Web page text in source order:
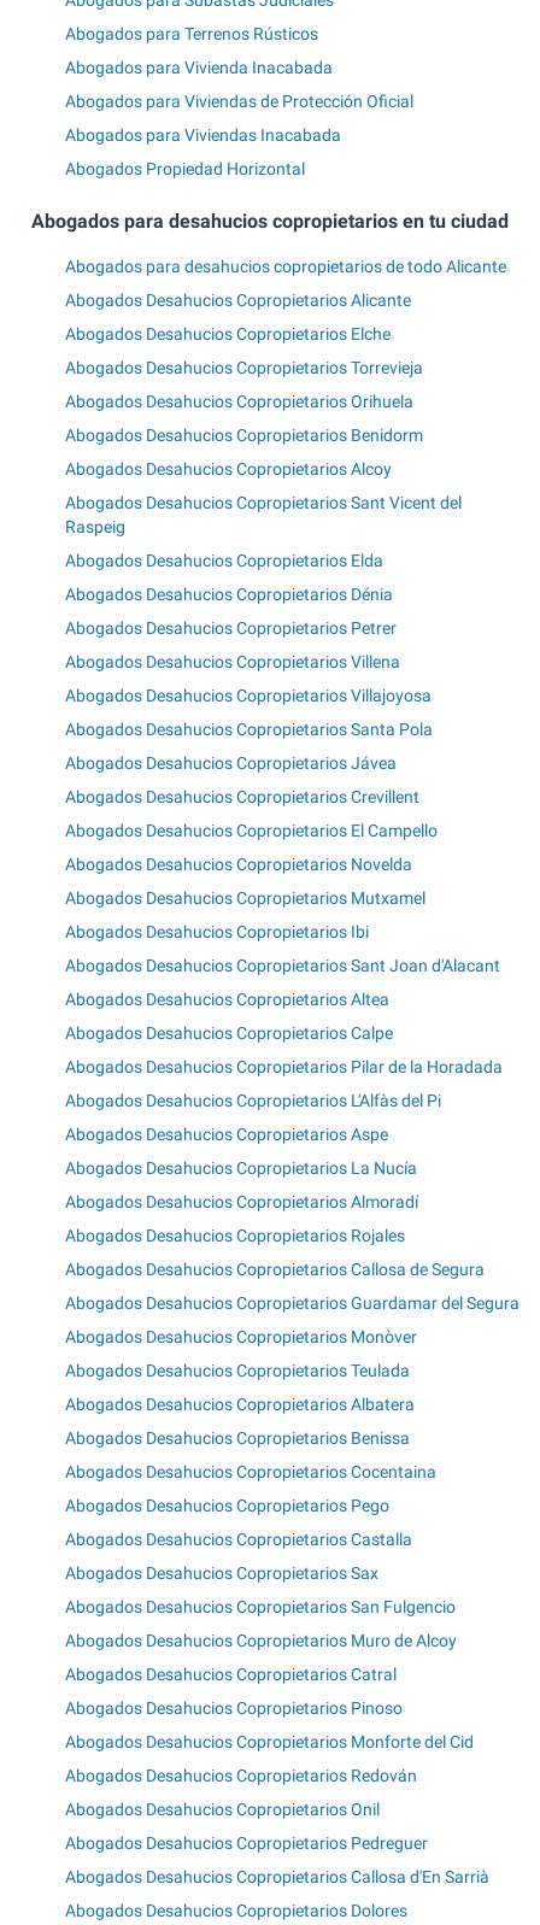
Abogados para Terrenos Rústicos
Abogados para Vivienda Inacabada
Abogados para Viviendas de Protección Oficial
Abogados para Viviendas Inacabada
Abogados Propiedad Horizontal
Abogados para desahucios copropietarios en tu ciudad
Abogados para desahucios copropietarios de todo Alicante
Abogados Desahucios Copropietarios Alicante
Abogados Desahucios Copropietarios Elche
Abogados Desahucios Copropietarios Torrevieja
Abogados Desahucios Copropietarios Orihuela
Abogados Desahucios Copropietarios Benidorm
Abogados Desahucios Copropietarios Alcoy
Abogados Desahucios Copropietarios Sant Vicent del
Raspeig
Abogados Desahucios Copropietarios Elda
Abogados Desahucios Copropietarios Dénia
Abogados Desahucios Copropietarios Petrer
Abogados Desahucios Copropietarios Villena
Abogados Desahucios Copropietarios Villajoyosa
Abogados Desahucios Copropietarios Santa Pola
Abogados Desahucios Copropietarios Jávea
Abogados Desahucios Copropietarios Crevillent
Abogados Desahucios Copropietarios El Campello
Abogados Desahucios Copropietarios Novelda
Abogados Desahucios Copropietarios Mutxamel
Abogados Desahucios Copropietarios Ibi
Abogados Desahucios Copropietarios Sant Joan d'Alacant
Abogados Desahucios Copropietarios Altea
Abogados Desahucios Copropietarios Calpe
Abogados Desahucios Copropietarios Pilar de la Horadada
Abogados Desahucios Copropietarios L'Alfàs del Pi
Abogados Desahucios Copropietarios Aspe
Abogados Desahucios Copropietarios La Nucía
Abogados Desahucios Copropietarios Almoradí
Abogados Desahucios Copropietarios Rojales
Abogados Desahucios Copropietarios Callosa de Segura
Abogados Desahucios Copropietarios Guardamar del Segura
Abogados Desahucios Copropietarios Monòver
Abogados Desahucios Copropietarios Teulada
Abogados Desahucios Copropietarios Albatera
Abogados Desahucios Copropietarios Benissa
Abogados Desahucios Copropietarios Cocentaina
Abogados Desahucios Copropietarios Pego
Abogados Desahucios Copropietarios Castalla
Abogados Desahucios Copropietarios Sax
Abogados Desahucios Copropietarios San Fulgencio
Abogados Desahucios Copropietarios Muro de Alcoy
Abogados Desahucios Copropietarios Catral
Abogados Desahucios Copropietarios Pinoso
Abogados Desahucios Copropietarios Monforte del Cid
Abogados Desahucios Copropietarios Redován
Abogados Desahucios Copropietarios Onil
Abogados Desahucios Copropietarios Pedreguer
Abogados Desahucios Copropietarios Callosa d'En Sarrià
Abogados Desahucios Copropietarios Dolores